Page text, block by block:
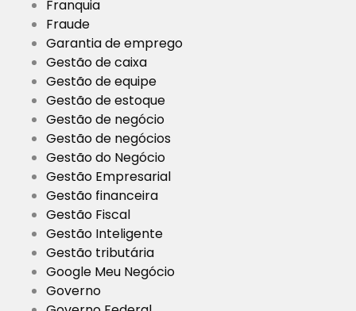
Franquia
Fraude
Garantia de emprego
Gestão de caixa
Gestão de equipe
Gestão de estoque
Gestão de negócio
Gestão de negócios
Gestão do Negócio
Gestão Empresarial
Gestão financeira
Gestão Fiscal
Gestão Inteligente
Gestão tributária
Google Meu Negócio
Governo